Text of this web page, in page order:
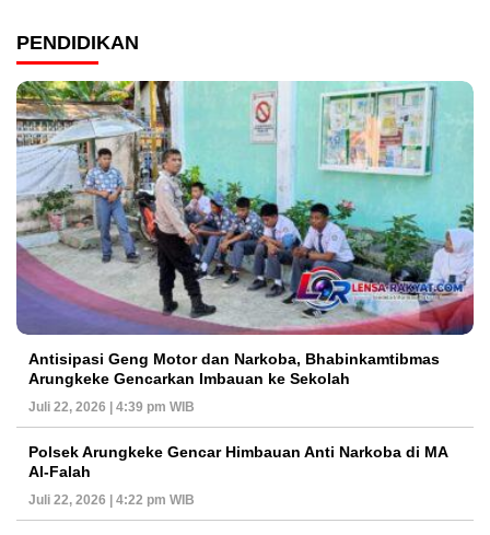
PENDIDIKAN
Antisipasi Geng Motor dan Narkoba, Bhabinkamtibmas
Arungkeke Gencarkan Imbauan ke Sekolah
Juli 22, 2026 | 4:39 pm WIB
Polsek Arungkeke Gencar Himbauan Anti Narkoba di MA
Al-Falah
Juli 22, 2026 | 4:22 pm WIB